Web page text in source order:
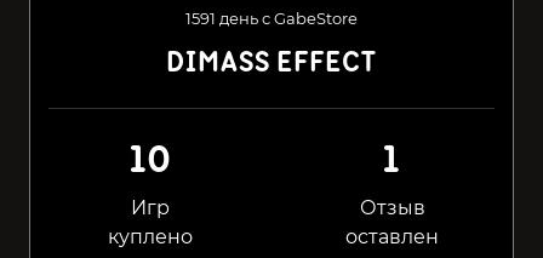
1591 день с GabeStore
DIMASS EFFECT
10
Игр
куплено
1
Отзыв
оставлен